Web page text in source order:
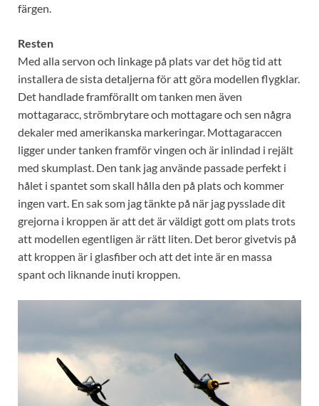
färgen.
Resten
Med alla servon och linkage på plats var det hög tid att
installera de sista detaljerna för att göra modellen flygklar.
Det handlade framförallt om tanken men även
mottagaracc, strömbrytare och mottagare och sen några
dekaler med amerikanska markeringar. Mottagaraccen
ligger under tanken framför vingen och är inlindad i rejält
med skumplast. Den tank jag använde passade perfekt i
hålet i spantet som skall hålla den på plats och kommer
ingen vart. En sak som jag tänkte på när jag pysslade dit
grejorna i kroppen är att det är väldigt gott om plats trots
att modellen egentligen är rätt liten. Det beror givetvis på
att kroppen är i glasfiber och att det inte är en massa
spant och liknande inuti kroppen.